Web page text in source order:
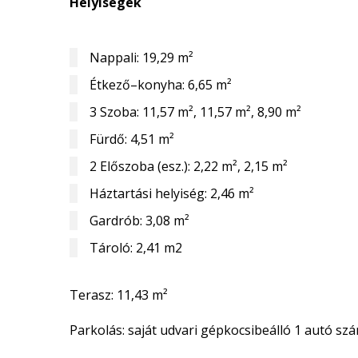
Nappali: 19,29 m²
Étkező–konyha: 6,65 m²
3 Szoba: 11,57 m², 11,57 m², 8,90 m²
Fürdő: 4,51 m²
2 Előszoba (esz.): 2,22 m², 2,15 m²
Háztartási helyiség: 2,46 m²
Gardrób: 3,08 m²
Tároló: 2,41 m2
Terasz: 11,43 m²
Parkolás: saját udvari gépkocsibeálló 1 autó